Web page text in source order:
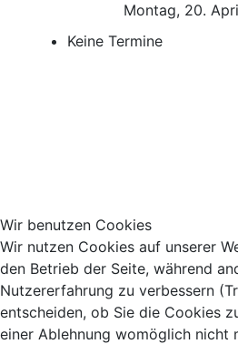
Montag, 20.
Keine Termine
Wir benutzen Cookies
Wir nutzen Cookies auf unserer
den Betrieb der Seite, während
Nutzererfahrung zu verbessern
entscheiden, ob Sie die Cookies
einer Ablehnung womöglich nicht